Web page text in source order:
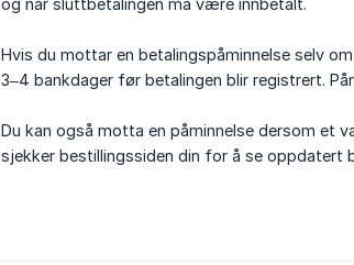
og når sluttbetalingen må være innbetalt.
Hvis du mottar en betalingspåminnelse selv
3–4 bankdager før betalingen blir registrert.
Du kan også motta en påminnelse dersom et
sjekker bestillingssiden din for å se oppdatert